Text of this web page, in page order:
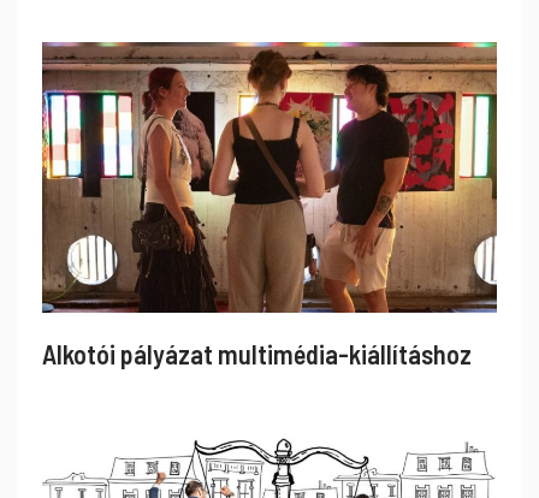
Alkotói pályázat multimédia-kiállításhoz